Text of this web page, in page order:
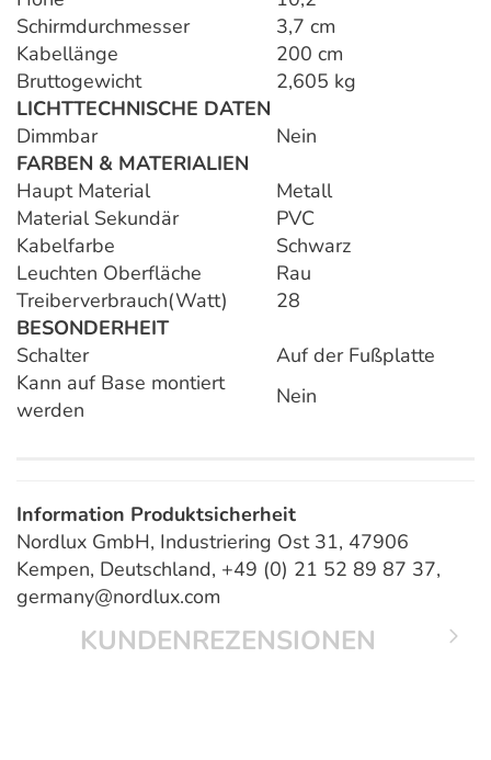
Schirmdurchmesser
3,7 cm
Kabellänge
200 cm
Bruttogewicht
2,605 kg
LICHTTECHNISCHE DATEN
Dimmbar
Nein
FARBEN & MATERIALIEN
Haupt Material
Metall
Material Sekundär
PVC
Kabelfarbe
Schwarz
Leuchten Oberfläche
Rau
Treiberverbrauch(Watt)
28
BESONDERHEIT
Schalter
Auf der Fußplatte
Kann auf Base montiert
werden
Nein
Information Produktsicherheit
Nordlux GmbH, Industriering Ost 31, 47906
Kempen, Deutschland, +49 (0) 21 52 89 87 37,
germany@nordlux.com
KUNDENREZENSIONEN